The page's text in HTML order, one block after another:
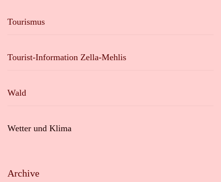
Tourismus
Tourist-Information Zella-Mehlis
Wald
Wetter und Klima
Archive